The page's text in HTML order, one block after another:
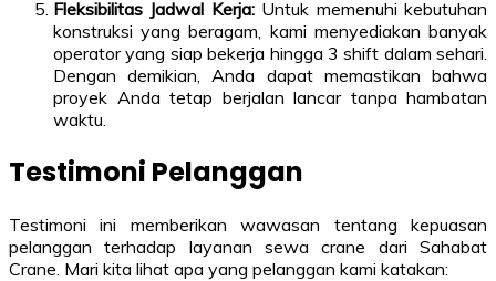
Fleksibilitas Jadwal Kerja:Untuk memenuhi kebutuhan
konstruksi yang beragam, kami menyediakan banyak
operator yang siap bekerja hingga 3 shift dalam sehari.
Dengan demikian, Anda dapat memastikan bahwa
proyek Anda tetap berjalan lancar tanpa hambatan
waktu.
Testimoni Pelanggan
Testimoni ini memberikan wawasan tentang kepuasan
pelanggan terhadap layanan sewa crane dari Sahabat
Crane. Mari kita lihat apa yang pelanggan kami katakan: